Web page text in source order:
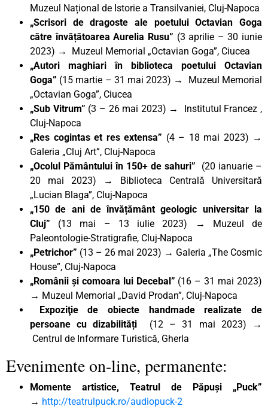
Muzeul Național de Istorie a Transilvaniei, Cluj-Napoca
„Scrisori de dragoste ale poetului Octavian Goga
către învățătoarea Aurelia Rusu” (3 aprilie – 30 iunie
2023) → Muzeul Memorial „Octavian Goga”, Ciucea
„Autori maghiari în biblioteca poetului Octavian
Goga” (15 martie – 31 mai 2023) → Muzeul Memorial
„Octavian Goga”, Ciucea
„Sub Vitrum” (3 – 26 mai 2023) → Institutul Francez ,
Cluj-Napoca
„Res cogintas et res extensa” (4 – 18 mai 2023) →
Galeria „Cluj Art”, Cluj-Napoca
„Ocolul Pământului în 150+ de sahuri” (20 ianuarie –
20 mai 2023) → Biblioteca Centrală Universitară
„Lucian Blaga”, Cluj-Napoca
„150 de ani de învățământ geologic universitar la
Cluj” (13 mai – 13 iulie 2023) → Muzeul de
Paleontologie-Stratigrafie, Cluj-Napoca
„Petrichor” (13 – 26 mai 2023) → Galeria „The Cosmic
House”, Cluj-Napoca
„Românii și comoara lui Decebal” (16 – 31 mai 2023)
→ Muzeul Memorial „David Prodan”, Cluj-Napoca
Expoziţie de obiecte handmade realizate de
persoane cu dizabilități (12 – 31 mai 2023) →
Centrul de Informare Turistică, Gherla
Evenimente on-line, permanente:
Momente artistice, Teatrul de Păpuși „Puck”
→ http://teatrulpuck.ro/audiopuck-2